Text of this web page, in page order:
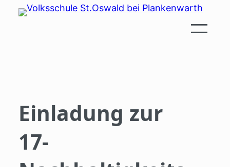
Einladung zur
17-